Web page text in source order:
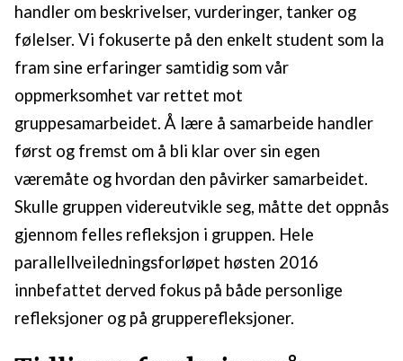
handler om beskrivelser, vurderinger, tanker og
følelser. Vi fokuserte på den enkelt student som la
fram sine erfaringer samtidig som vår
oppmerksomhet var rettet mot
gruppesamarbeidet. Å lære å samarbeide handler
først og fremst om å bli klar over sin egen
væremåte og hvordan den påvirker samarbeidet.
Skulle gruppen videreutvikle seg, måtte det oppnås
gjennom felles refleksjon i gruppen. Hele
parallellveiledningsforløpet høsten 2016
innbefattet derved fokus på både personlige
refleksjoner og på grupperefleksjoner.